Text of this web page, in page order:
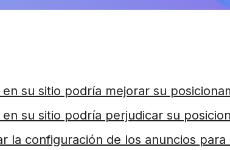
en su sitio podría mejorar su
en su sitio podría perjudicar su
la configuración de los anuncios